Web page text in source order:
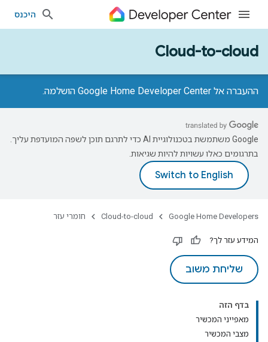
היכנס
Cloud-to-cloud
ההעברה אל Google Home Developer Center הושלמה.
‫Google משתמשת בטכנולוגיית AI כדי לתרגם תוכן לשפה המועדפת עליך.
בתרגומים כאלו עשויות להיות שגיאות.
Google Home Developers
Cloud-to-cloud חומרי עזר
המידע עזר לך?
שליחת משוב
בדף הזה
מאפייני המכשיר
מצבי המכשיר